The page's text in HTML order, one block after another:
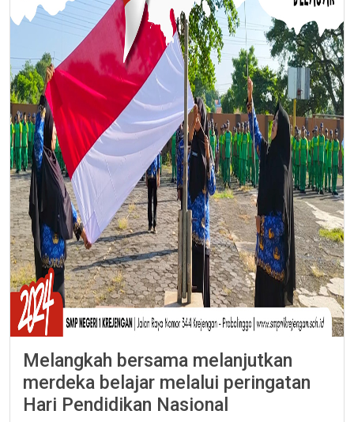
Melangkah bersama melanjutkan
merdeka belajar melalui peringatan
Hari Pendidikan Nasional